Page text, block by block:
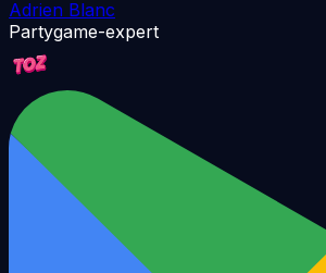
Adrien Blanc
Partygame-expert